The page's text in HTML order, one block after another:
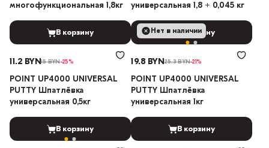
многофункциональная 1,8кг
В корзину
универсальная 1,8 + 0,045 кг
В корзину
11.2 BYN15 BYN-25%
POINT UP4000 UNIVERSAL
PUTTY Шпатлёвка
универсальная 0,5кг
В корзину
Нет в наличии
19.8 BYN25.3 BYN-21%
POINT UP4000 UNIVERSAL
PUTTY Шпатлёвка
универсальная 1кг
В корзину